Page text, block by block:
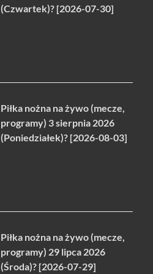
(Czwartek)? [2026-07-30]
Piłka nożna na żywo (mecze,
programy) 3 sierpnia 2026
(Poniedziałek)? [2026-08-03]
Piłka nożna na żywo (mecze,
programy) 29 lipca 2026
(Środa)? [2026-07-29]